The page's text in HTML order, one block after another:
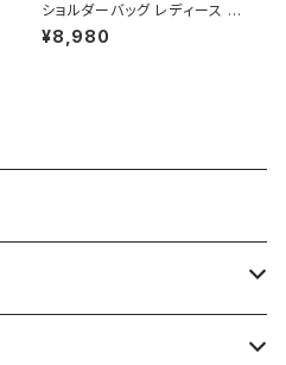
ショルダーバッグ レディース 大
容量バッグ ワンショルダーバッグ
カジュアルバッグ 肩掛けバッグ
¥8,980